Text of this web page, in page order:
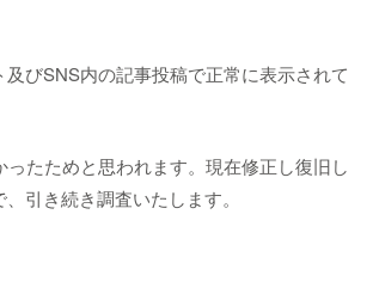
びSNS内の記事投稿で正常に表示されて
たためと思われます。現在修正し復旧し
引き続き調査いたします。